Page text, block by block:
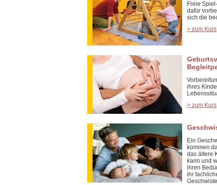
Freie
dafür
sich die
> zum Kurs
ihres
> zum Kurs
Ein
kommen
das ältere
kann und
ihren
ihr